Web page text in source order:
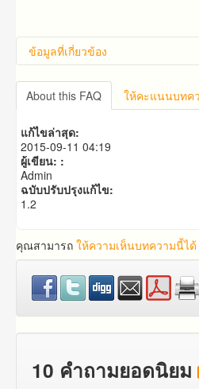
ข้อมูลที่เกี่ยวข้อง
About this FAQ ให้คะแนนบทค
แก้ไขล่าสุด:
2015-09-11 04:19
ผู้เขียน: :
Admin
ฉบับปรับปรุงแก้ไข:
1.2
คุณสามารถ ให้ความเห็นบทความนี้ได้
10 คำถามยอดนิยม